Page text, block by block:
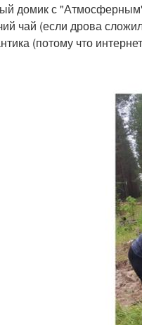
домик с
чай (если дрова
(потому что